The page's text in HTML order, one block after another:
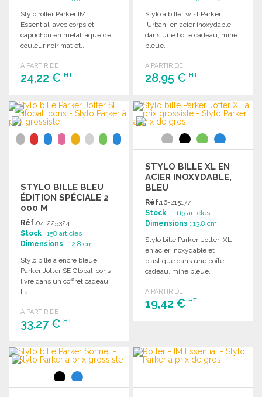
Stylo roller Parker IM
Essential, avec corps et
capuchon en métal laqué de
couleur noir mat et...
A PARTIR DE
24,22 € HT
COMMANDER
Demander un devis
Stylo à bille twist Parker
'Urban' en acier inoxydable
dans une boîte cadeau, mine
bleue.
A PARTIR DE
28,95 €HT
COMMANDER
Demander un devis
STYLO BILLE BLEU
ÉDITION SPÉCIALE 2
000 M
Réf.04-225324
Stock : 158 articles
Dimensions : 12.8 cm
Stylo bille à encre bleue
Parker Jotter SE Global Icons
livré dans un coffret cadeau.
La...
A PARTIR DE
33,27 € HT
COMMANDER
Demander un devis
STYLO BILLE XL EN
ACIER INOXYDABLE,
BLEU
Réf.16-215177
Stock : 1 113 articles
Dimensions : 13.8 cm
Stylo bille Parker 'Jotter' XL
en acier inoxydable et
plastique dans une boîte
cadeau, mine bleue.
A PARTIR DE
19,42 €HT
Demander un devis